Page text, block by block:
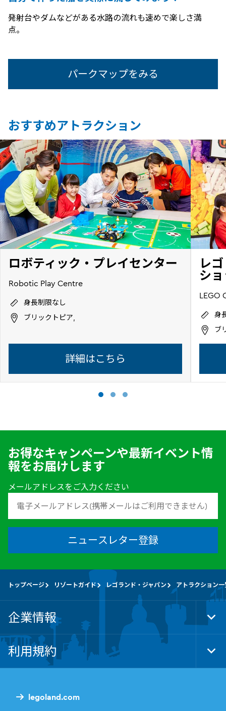
発射台やダムなどがある水路の流れも速めで楽しさ満
点。
パークマップをみる
おすすめアトラクション
ロボティック・プレイセンター
Robotic Play Centre
身長制限なし
ブリックトピア,
詳細はこちら
レ
シ
LEGO
身
ブ
お得なキャンペーンや最新イベント情
報をお届けします
メールアドレスをご入力ください
ニュースレター登録
legoland.com
トップページ リゾートガイド レゴランド・ジャパン アトラクション一
企業情報
利用規約